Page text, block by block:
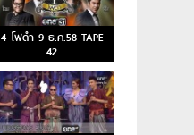
4 โพดำ 9 ธ.ค.58 TAPE
42